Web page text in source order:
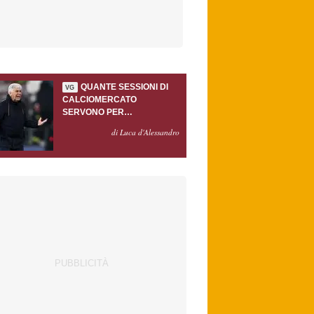
VG
QUANTE SESSIONI DI
CALCIOMERCATO
SERVONO PER
GASPERINI?di Luca d'Alessandro